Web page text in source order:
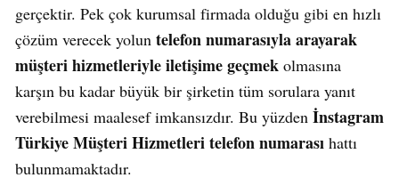
gerçektir. Pek çok kurumsal firmada olduğu gibi en hızlı
çözüm verecek yolun telefon numarasıyla arayarak
müşteri hizmetleriyle iletişime geçmek olmasına
karşın bu kadar büyük bir şirketin tüm sorulara yanıt
verebilmesi maalesef imkansızdır. Bu yüzden İnstagram
Türkiye Müşteri Hizmetleri telefon numarası hattı
bulunmamaktadır.